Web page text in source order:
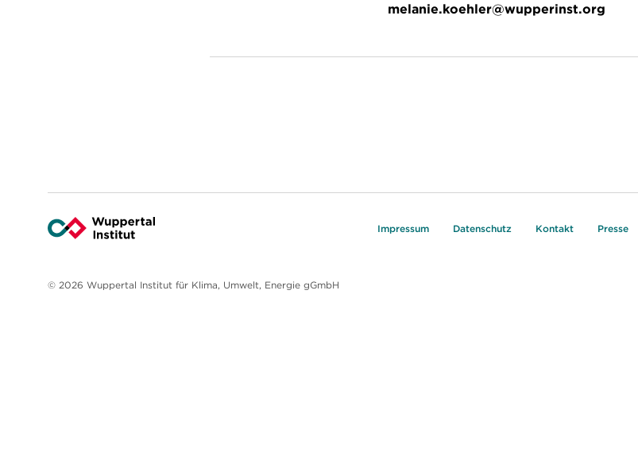
melanie.koehler@wupperinst.org
Impressum Datenschutz Kontakt Presse
© 2026 Wuppertal Institut für Klima, Umwelt, Energie gGmbH